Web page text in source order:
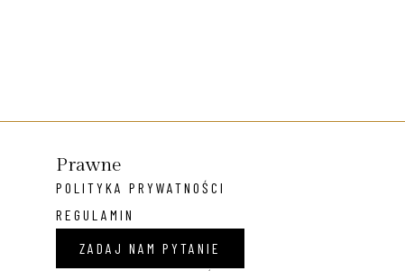
Prawne
POLITYKA PRYWATNOŚCI
REGULAMIN
ZADAJ NAM PYTANIE